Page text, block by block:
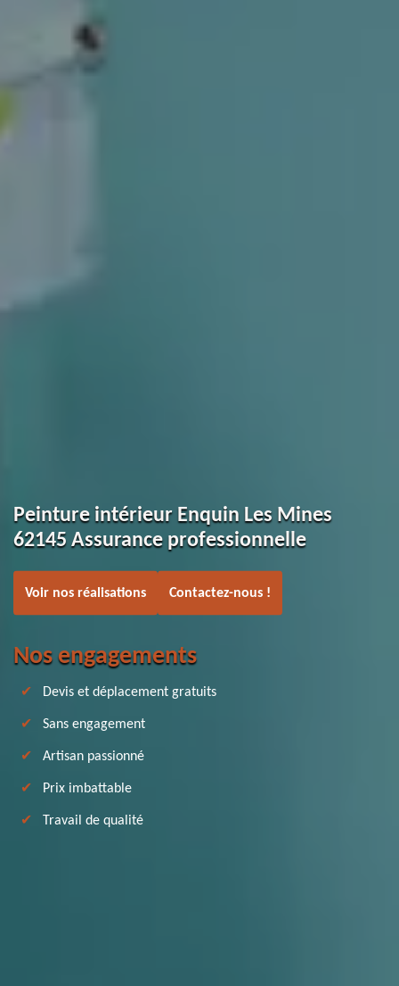
Peinture intérieur Enquin Les Mines
62145 Assurance professionnelle
Voir nos réalisations Contactez-nous !
Nos engagements
Devis et déplacement gratuits
Sans engagement
Artisan passionné
Prix imbattable
Travail de qualité